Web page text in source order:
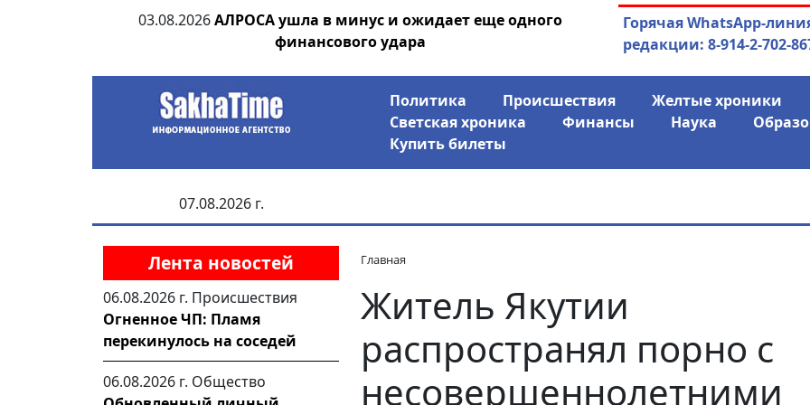
03.08.2026 АЛРОСА ушла в минус и ожидает еще одного
финансового удара
04.08.2026Маринычев у
Горячая WhatsApp-
редакции: 8-914-2-702-
Политика Происшествия Желтые хроники
Светская хроника
Финансы Наука
Купить билеты
07.08.2026 г.
Лента новостей
06.08.2026 г. Происшествия
Огненное ЧП: Пламя
перекинулось на соседей
06.08.2026 г. Общество
Главная
Житель Якутии
распространял порно с
несовершеннолетними